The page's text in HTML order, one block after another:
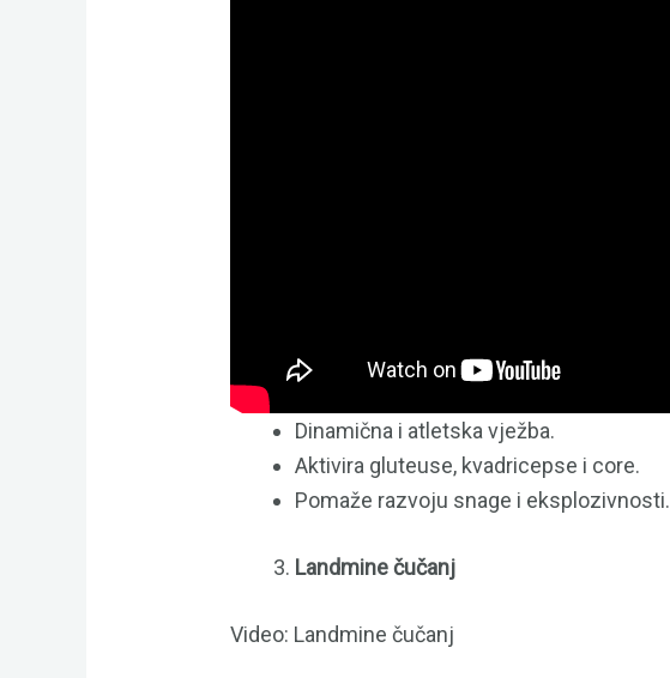
Dinamična i atletska vježba.
Aktivira gluteuse, kvadricepse i core.
Pomaže razvoju snage i eksplozivnosti.
Landmine čučanj
Video: Landmine čučanj